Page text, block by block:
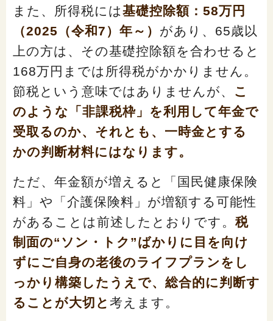
また、所得税には基礎控除額：58万円
（2025（令和7）年～） があり、65歳以
上の方は、その基礎控除額を合わせると
168万円までは所得税がかかりません。
節税という意味ではありませんが、 こ
のような「非課税枠」を利用して年金で
受取るのか、それとも、一時金とする
かの判断材料にはなります。
ただ、年金額が増えると「国民健康保険
料」や「介護保険料」が増額する可能性
があることは前述したとおりです。 税
制面の“ソン・トク”ばかりに目を向け
ずにご自身の老後のライフプランをし
っかり構築したうえで、総合的に判断す
ることが大切と 考えます。